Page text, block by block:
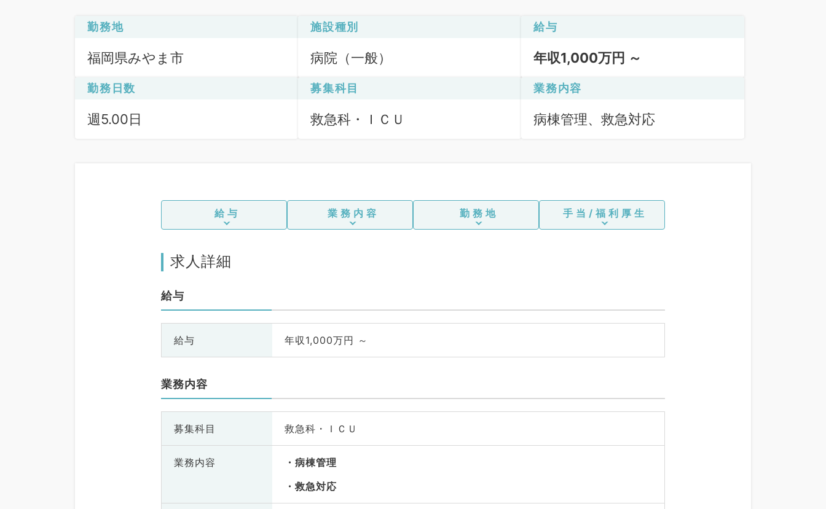
勤務地
福岡県みやま市
施設種別
病院（一般）
給与
年収1,000万円 ～
勤務日数
週5.00日
募集科目
救急科・ＩＣＵ
業務内容
病棟管理、救急対応
給与 業務内容 勤務地 手当/福利厚生
求人詳細
給与
給与 年収1,000万円 ～
業務内容
募集科目 救急科・ＩＣＵ
業務内容
病棟管理
救急対応